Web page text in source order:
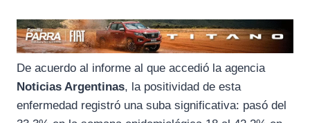
De acuerdo al informe al que accedió la agencia
Noticias Argentinas, la positividad de esta
enfermedad registró una suba significativa: pasó del